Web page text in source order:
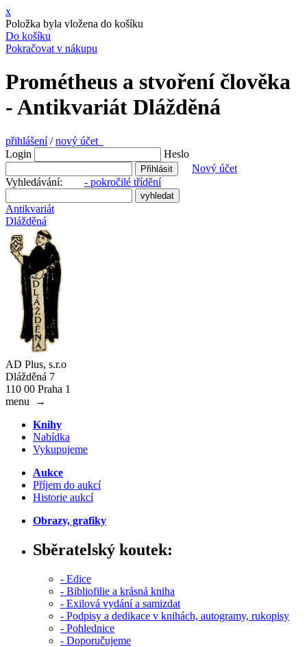
x
Položka byla vložena do košíku
Do košíku
Pokračovat v nákupu
Prométheus a stvoření člověka
- Antikvariát Dlážděná
přihlášení/nový účet
Login
Heslo
Nový účet
Vyhledávání: - pokročilé třídění
Antikvariát
Dlážděná
AD Plus, s.r.o
Dlážděná 7
110 00 Praha 1
menu
→
Knihy
Nabídka
Vykupujeme
Aukce
Příjem do aukcí
Historie aukcí
Obrazy, grafiky
Sběratelský koutek:
- Edice
- Bibliofilie a krásná kniha
- Exilová vydání a samizdat
- Podpisy a dedikace v knihách, autogramy, rukopisy
- Pohlednice
- Doporučujeme